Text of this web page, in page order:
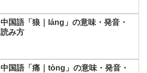
中国語「狼｜láng」の意味・発音・
読み方
中国語「痛｜tòng」の意味・発音・